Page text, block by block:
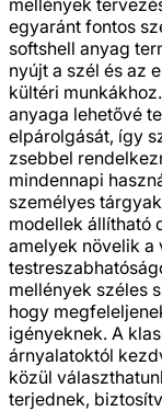
mellények
egyaránt fontos
softshell anyag
nyújt a szél és az
kültéri
anyaga lehetővé
elpárolgását, így
zsebbel
mindennapi
személyes
modellek állítható
amelyek növelik a
mellények széles
hogy
igényeknek. A
árnyalatoktól
közül
terjednek,